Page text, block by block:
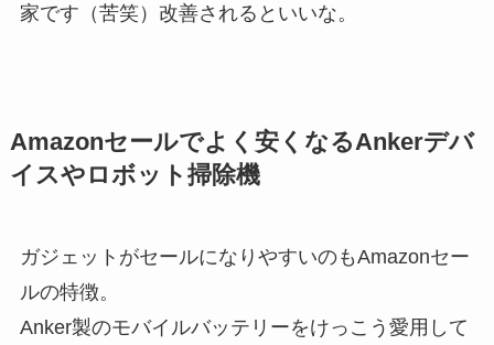
家です（苦笑）改善されるといいな。
Amazonセールでよく安くなるAnkerデバ
イスやロボット掃除機
ガジェットがセールになりやすいのもAmazonセー
ルの特徴。
Anker製のモバイルバッテリーをけっこう愛用して